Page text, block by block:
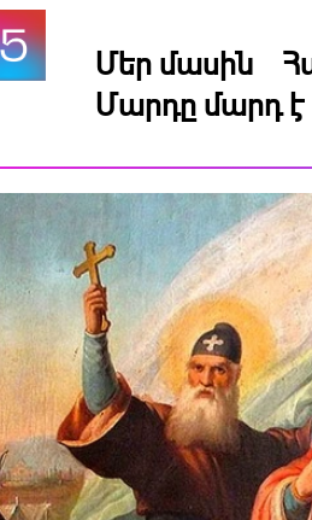
Մեր մասին
Մարդը մարդ է